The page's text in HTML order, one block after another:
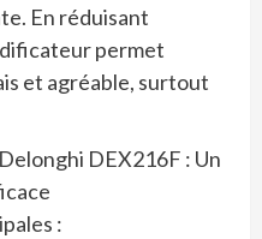
En réduisant
permet
et agréable, surtout
DEX216F : Un
: